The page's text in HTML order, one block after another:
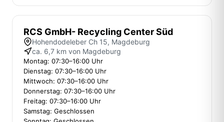
RCS GmbH- Recycling Center Süd
Hohendodeleber Ch 15, Magdeburg
ca. 6,7 km von Magdeburg
Montag: 07:30–16:00 Uhr
Dienstag: 07:30–16:00 Uhr
Mittwoch: 07:30–16:00 Uhr
Donnerstag: 07:30–16:00 Uhr
Freitag: 07:30–16:00 Uhr
Samstag: Geschlossen